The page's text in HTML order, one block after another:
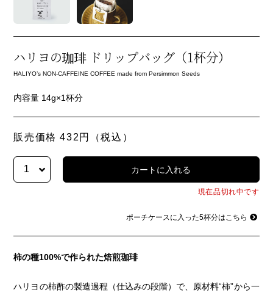
ハリヨの珈琲 ドリップバッグ（1杯分）
HALIYO’s NON-CAFFEINE COFFEE made from Persimmon Seeds
内容量 14g×1杯分
販売価格 432円（税込）
現在品切れ中です
ポーチケースに入った5杯分はこちら
柿の種100%で作られた焙煎珈琲
ハリヨの柿酢の製造過程（仕込みの段階）で、原材料“柿”から一